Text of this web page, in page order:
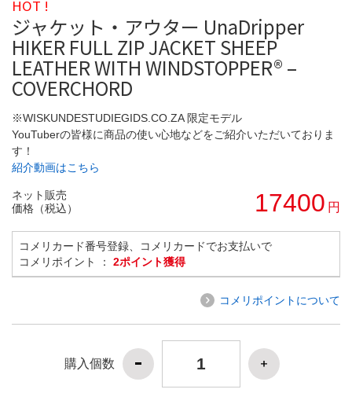
HOT !
ジャケット・アウター UnaDripper
HIKER FULL ZIP JACKET SHEEP
LEATHER WITH WINDSTOPPER® –
COVERCHORD
※WISKUNDESTUDIEGIDS.CO.ZA 限定モデル
YouTuberの皆様に商品の使い心地などをご紹介いただいておりま
す！
紹介動画はこちら
ネット販売
価格（税込）
17400 円
コメリカード番号登録、コメリカードでお支払いで
コメリポイント ： 2ポイント獲得
コメリポイントについて
購入個数